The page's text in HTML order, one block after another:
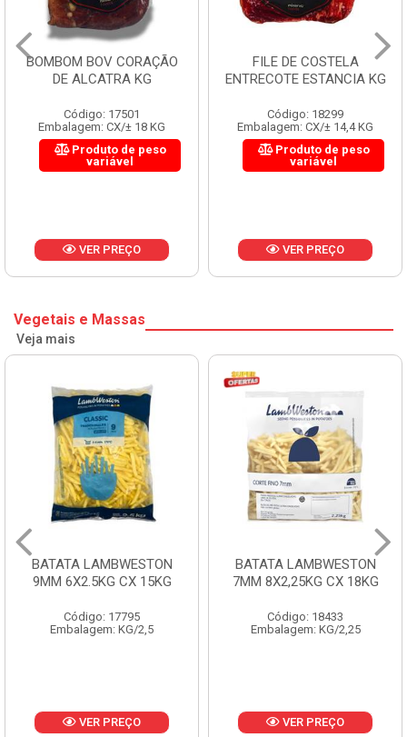
BOMBOM BOV CORAÇÃO
DE ALCATRA KG
Código: 17501
Embalagem: CX/± 18 KG
Produto de peso
variável
VER PREÇO
FILE DE COSTELA
ENTRECOTE ESTANCIA KG
Código: 18299
Embalagem: CX/± 14,4 KG
Produto de peso
variável
VER PREÇO
Vegetais e Massas
Veja mais
BATATA LAMBWESTON
9MM 6X2.5KG CX 15KG
Código: 17795
Embalagem: KG/2,5
VER PREÇO
BATATA LAMBWESTON
7MM 8X2,25KG CX 18KG
Código: 18433
Embalagem: KG/2,25
VER PREÇO